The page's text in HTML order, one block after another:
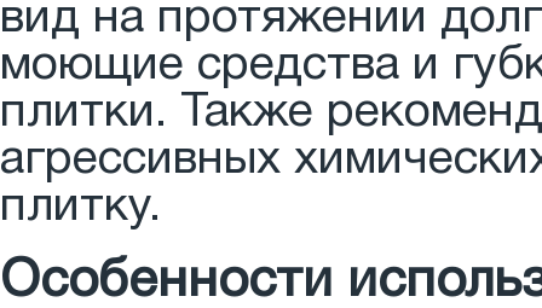
вид на протяжении
моющие средства и
плитки. Также
агрессивных
плитку.
Особенности